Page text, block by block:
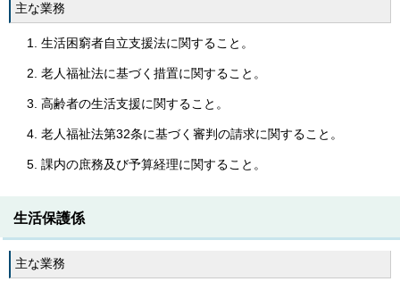
主な業務
生活困窮者自立支援法に関すること。
老人福祉法に基づく措置に関すること。
高齢者の生活支援に関すること。
老人福祉法第32条に基づく審判の請求に関すること。
課内の庶務及び予算経理に関すること。
生活保護係
主な業務